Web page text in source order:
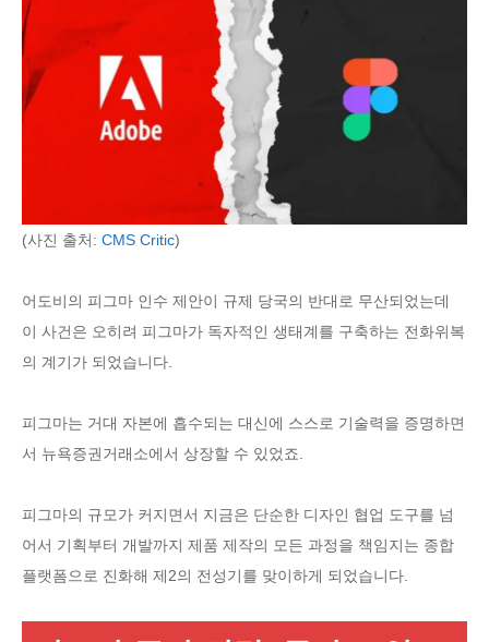
(사진 출처: CMS Critic)
어도비의 피그마 인수 제안이 규제 당국의 반대로 무산되었는데
이 사건은 오히려 피그마가 독자적인 생태계를 구축하는 전화위복
의 계기가 되었습니다.
피그마는 거대 자본에 흡수되는 대신에 스스로 기술력을 증명하면
서 뉴욕증권거래소에서 상장할 수 있었죠.
피그마의 규모가 커지면서 지금은 단순한 디자인 협업 도구를 넘
어서 기획부터 개발까지 제품 제작의 모든 과정을 책임지는 종합
플랫폼으로 진화해 제2의 전성기를 맞이하게 되었습니다.